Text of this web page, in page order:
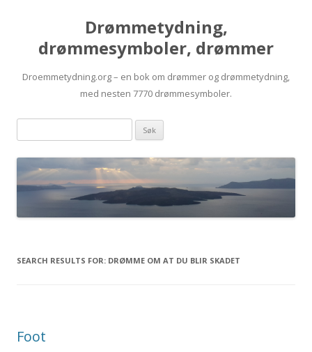
Drømmetydning,
drømmesymboler, drømmer
Droemmetydning.org – en bok om drømmer og drømmetydning,
med nesten 7770 drømmesymboler.
Skip
content
søk:
SEARCH RESULTS FOR: DRØMME OM AT DU BLIR SKADET
Foot